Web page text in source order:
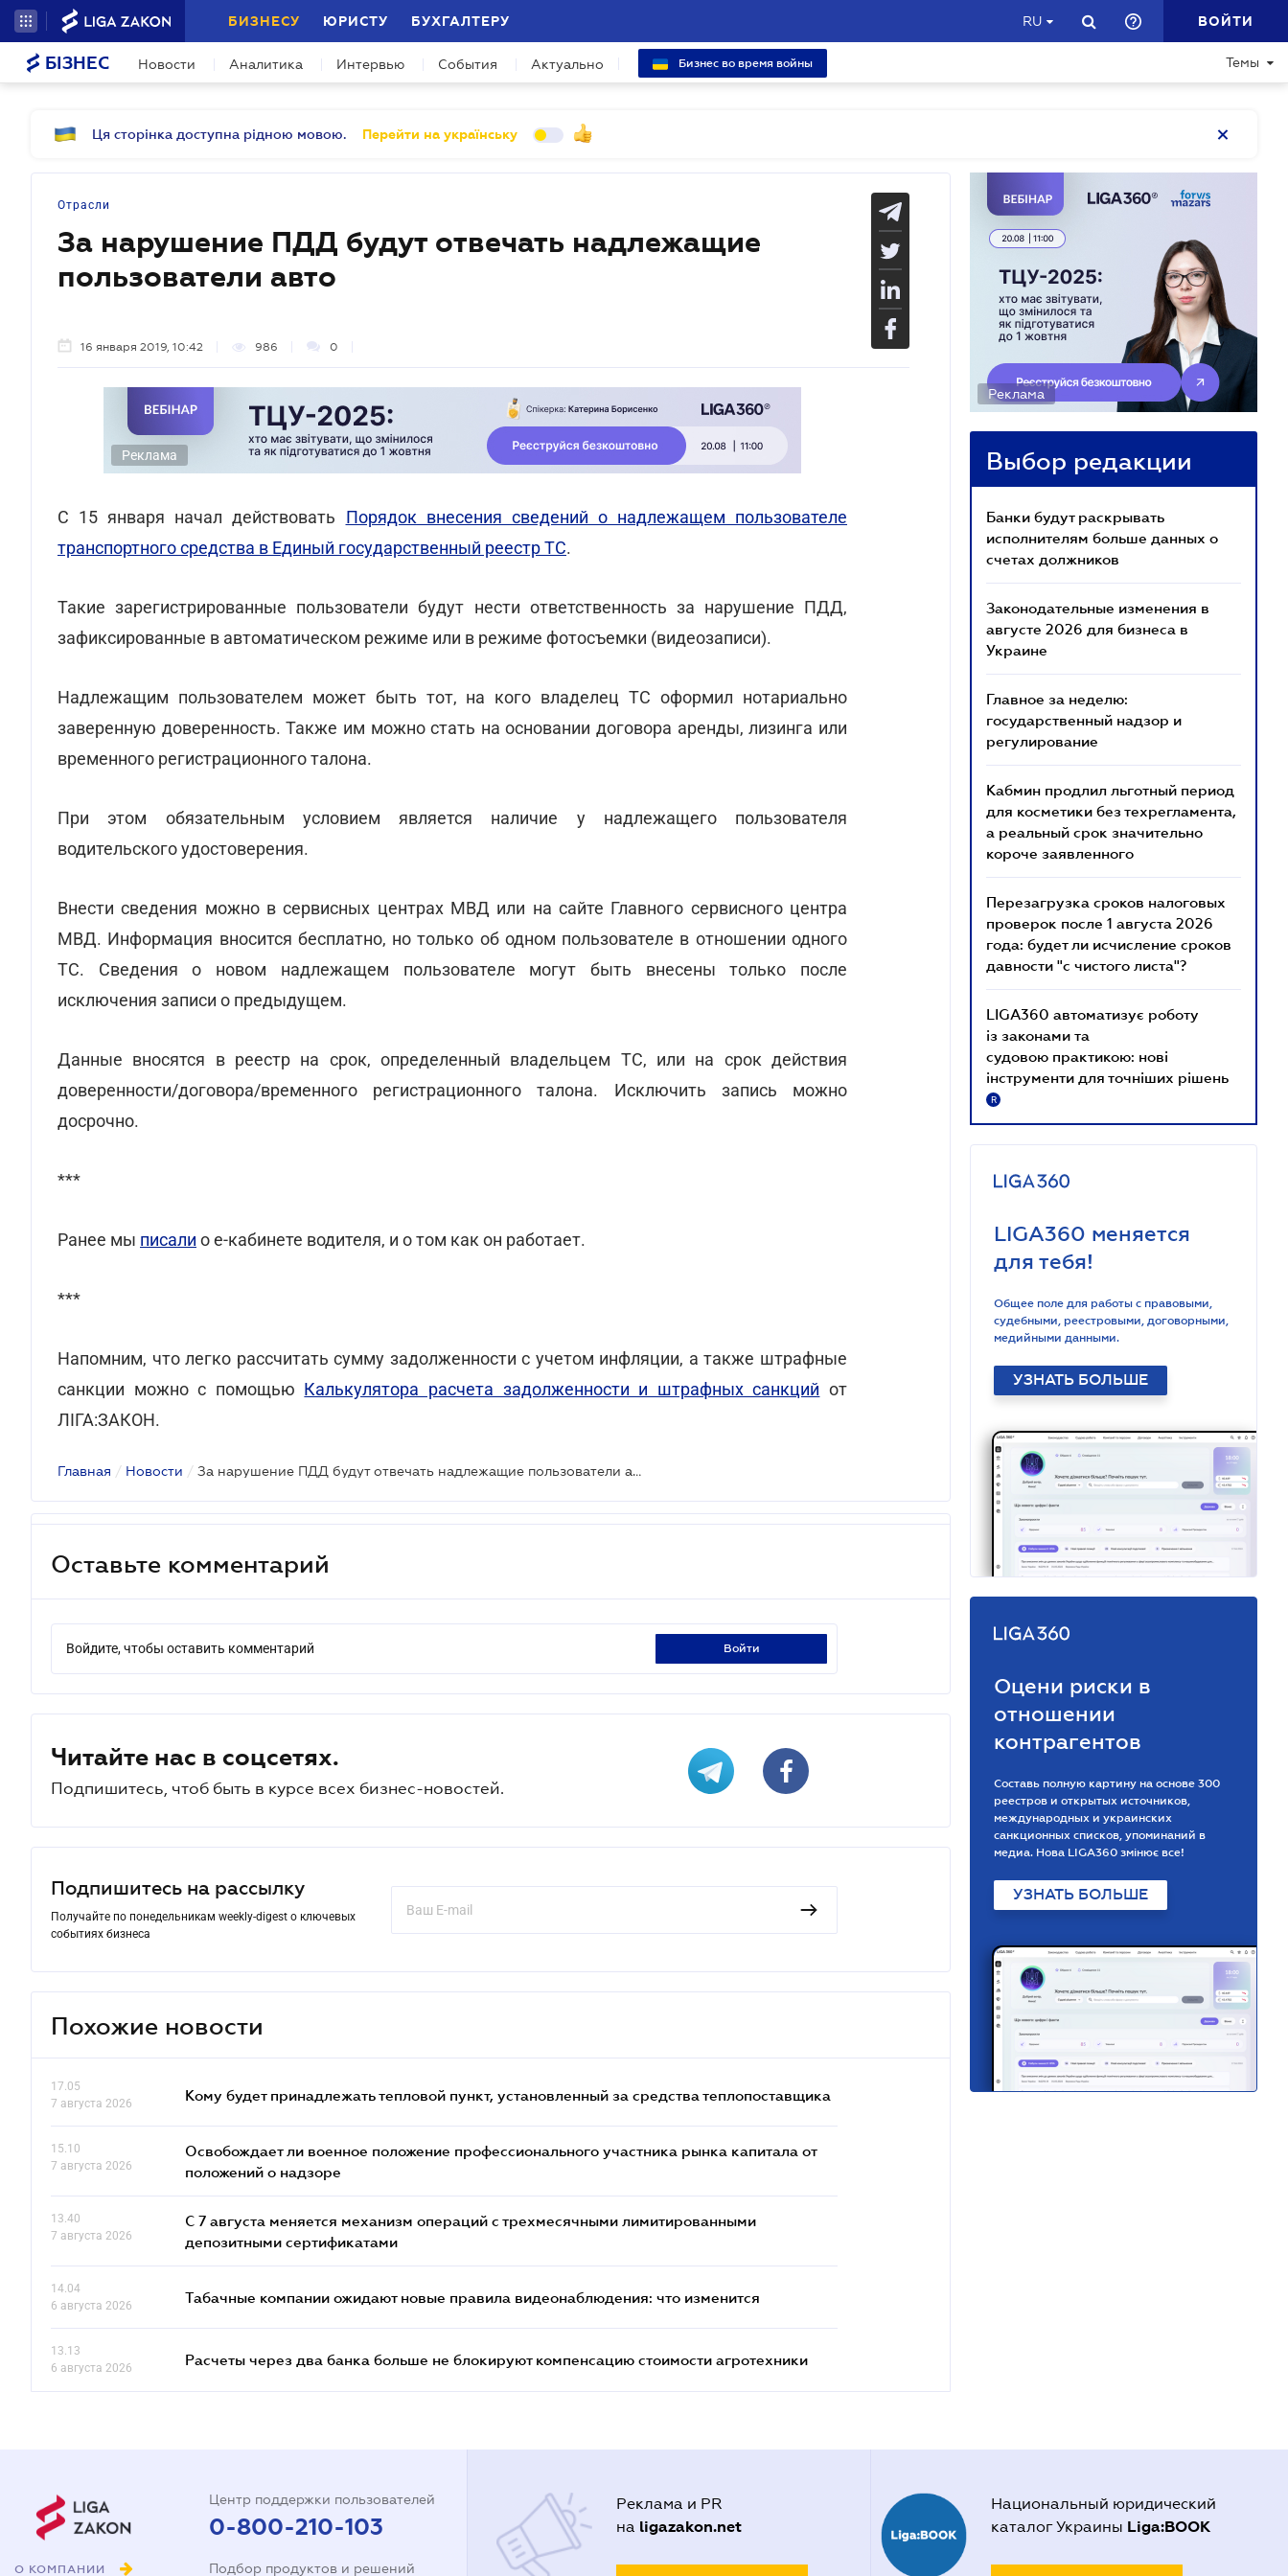
БИЗНЕСУ ЮРИСТУ БУХГАЛТЕРУ RU ВОЙТИ
БІЗНЕС Новости Аналитика Интервью События Актуально Бизнес во время войны Темы
Ця сторінка доступна рідною мовою. Перейти на українську
Отрасли
За нарушение ПДД будут отвечать надлежащие
пользователи авто
16 января 2019, 10:42 986 0
Реклама
С 15 января начал действовать Порядок внесения сведений о надлежащем пользователе
транспортного средства в Единый государственный реестр ТС.
Такие зарегистрированные пользователи будут нести ответственность за нарушение ПДД,
зафиксированные в автоматическом режиме или в режиме фотосъемки (видеозаписи).
Надлежащим пользователем может быть тот, на кого владелец ТС оформил нотариально
заверенную доверенность. Также им можно стать на основании договора аренды, лизинга или
временного регистрационного талона.
При этом обязательным условием является наличие у надлежащего пользователя
водительского удостоверения.
Внести сведения можно в сервисных центрах МВД или на сайте Главного сервисного центра
МВД. Информация вносится бесплатно, но только об одном пользователе в отношении одного
ТС. Сведения о новом надлежащем пользователе могут быть внесены только после
исключения записи о предыдущем.
Данные вносятся в реестр на срок, определенный владельцем ТС, или на срок действия
доверенности/договора/временного регистрационного талона. Исключить запись можно
досрочно.
***
Ранее мы писали о е-кабинете водителя, и о том как он работает.
***
Напомним, что легко рассчитать сумму задолженности с учетом инфляции, а также штрафные
санкции можно с помощью Калькулятора расчета задолженности и штрафных санкций от
ЛІГА:ЗАКОН.
Главная / Новости / За нарушение ПДД будут отвечать надлежащие пользователи авто
Оставьте комментарий
Войдите, чтобы оставить комментарий войти
Читайте нас в соцсетях.
Подпишитесь, чтоб быть в курсе всех бизнес-новостей.
Подпишитесь на рассылку
Получайте по понедельникам weekly-digest о ключевых
событиях бизнеса
Похожие новости
17.05
7 августа 2026
Кому будет принадлежать тепловой пункт, установленный за средства теплопоставщика
15.10
7 августа 2026
Освобождает ли военное положение профессионального участника рынка капитала от
положений о надзоре
13.40
7 августа 2026
С 7 августа меняется механизм операций с трехмесячными лимитированными
депозитными сертификатами
14.04
6 августа 2026
Табачные компании ожидают новые правила видеонаблюдения: что изменится
13.13
6 августа 2026
Расчеты через два банка больше не блокируют компенсацию стоимости агротехники
Реклама
Выбор редакции
Банки будут раскрывать
исполнителям больше данных о
счетах должников
Законодательные изменения в
августе 2026 для бизнеса в
Украине
Главное за неделю:
государственный надзор и
регулирование
Кабмин продлил льготный период
для косметики без техрегламента,
а реальный срок значительно
короче заявленного
Перезагрузка сроков налоговых
проверок после 1 августа 2026
года: будет ли исчисление сроков
давности "с чистого листа"?
LIGA360 автоматизує роботу
із законами та
судовою практикою: нові
інструменти для точніших рішень
R
LIGA360 меняется
для тебя!
Общее поле для работы с правовыми,
судебными, реестровыми, договорными,
медийными данными.
УЗНАТЬ БОЛЬШЕ
Оцени риски в
отношении
контрагентов
Составь полную картину на основе 300
реестров и открытых источников,
международных и украинских
санкционных списков, упоминаний в
медиа. Нова LIGA360 змінює все!
УЗНАТЬ БОЛЬШЕ
О КОМПАНИИ
Центр поддержки пользователей
0-800-210-103
Подбор продуктов и решений
Реклама и PR
на ligazakon.net
Национальный юридический
каталог Украины Liga:BOOK